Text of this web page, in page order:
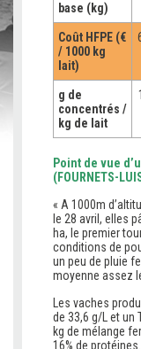
base (kg)
Coût HFPE (€
/ 1000 kg
lait)
g de
concentrés /
kg de lait
Point de vue
(FOURNETS-
« A 1000m
le 28 avril, elles
ha, le premier
conditions de
un peu de pluie
moyenne assez
Les vaches
de 33,6 g/L et un
kg de mélange
16% de